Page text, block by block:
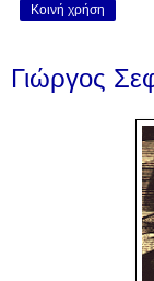
Κοινή χρήση
Γιώργος